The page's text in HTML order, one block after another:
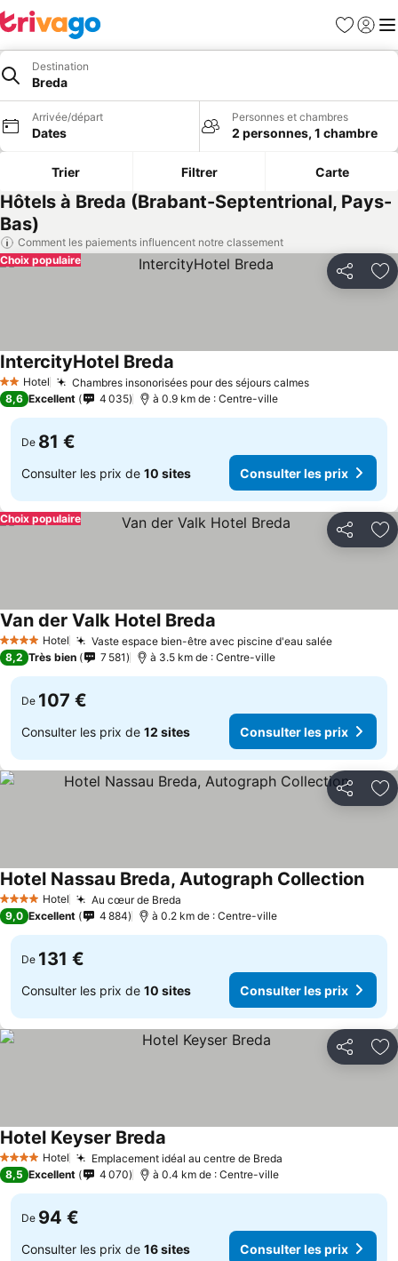
Favoris
Se
Destination
Breda
Arrivée/départ
Dates
Personnes et chambres
2 personnes, 1 chambre
Trier Filtrer Carte
Hôtels à Breda (Brabant-Septentrional, Pays-
Bas)
Comment les paiements influencent notre classement
Partager
Choix populaire
2 Étoiles
Hotel Chambres insonorisées pour des séjours calmes
IntercityHotel Breda
8,6 Excellent 4 035 à 0.9 km de : Centre-ville
De 81 €
Consulter les prix de 10 sites Consulter les prix
Partager
Choix populaire
4 Étoiles Hotel Vaste espace bien-être avec piscine d'eau salée
Van der Valk Hotel Breda
8,2 Très bien 7 581 à 3.5 km de : Centre-ville
De 107 €
Consulter les prix de 12 sites Consulter les prix
Partager
4 Étoiles Hotel Au cœur de Breda
Hotel Nassau Breda, Autograph Collection
9,0 Excellent 4 884 à 0.2 km de : Centre-ville
De 131 €
Consulter les prix de 10 sites Consulter les prix
Partager
4 Étoiles Hotel Emplacement idéal au centre de Breda
Hotel Keyser Breda
8,5 Excellent 4 070 à 0.4 km de : Centre-ville
De 94 €
Consulter les prix de 16 sites Consulter les prix